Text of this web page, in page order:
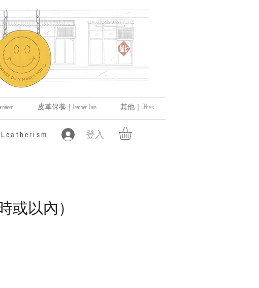
皮革保養｜Leather Care 其他｜Others
登入
或以內）